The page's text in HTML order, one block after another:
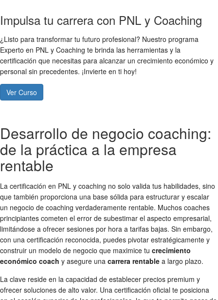
Impulsa tu carrera con PNL y Coaching
¿Listo para transformar tu futuro profesional? Nuestro programa
Experto en PNL y Coaching te brinda las herramientas y la
certificación que necesitas para alcanzar un crecimiento económico y
personal sin precedentes. ¡Invierte en ti hoy!
Ver Curso
Desarrollo de negocio coaching:
de la práctica a la empresa
rentable
La certificación en PNL y coaching no solo valida tus habilidades, sino
que también proporciona una base sólida para estructurar y escalar
un negocio de coaching verdaderamente rentable. Muchos coaches
principiantes cometen el error de subestimar el aspecto empresarial,
limitándose a ofrecer sesiones por hora a tarifas bajas. Sin embargo,
con una certificación reconocida, puedes pivotar estratégicamente y
construir un modelo de negocio que maximice tu crecimiento
económico coach y asegure una carrera rentable a largo plazo.
La clave reside en la capacidad de establecer precios premium y
ofrecer soluciones de alto valor. Una certificación oficial te posiciona